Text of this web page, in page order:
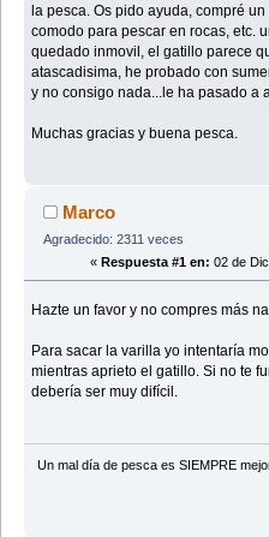
la pesca. Os pido ayuda, compré
comodo para pescar en rocas, etc.
quedado inmovil, el gatillo parece
atascadisima, he probado con
y no consigo nada...le ha pasado
Muchas gracias y buena pesca.
Marco
Agradecido: 2311 veces
« Respuesta #1 en: 02 de
Hazte un favor y no compres más
Para sacar la varilla yo intentaría
mientras aprieto el gatillo. Si no te
debería ser muy difícil.
Un mal día de pesca es SIEMPRE